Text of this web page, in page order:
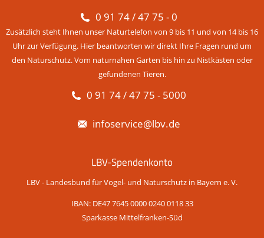
0 91 74 / 47 75 - 0
Zusätzlich steht Ihnen unser Naturtelefon von 9 bis 11 und von 14 bis 16
Uhr zur Verfügung. Hier beantworten wir direkt Ihre Fragen rund um
den Naturschutz. Vom naturnahen Garten bis hin zu Nistkästen oder
gefundenen Tieren.
0 91 74 / 47 75 - 5000
infoservice@lbv.de
LBV-Spendenkonto
LBV - Landesbund für Vogel- und Naturschutz in Bayern e. V.
IBAN: DE47 7645 0000 0240 0118 33
Sparkasse Mittelfranken-Süd